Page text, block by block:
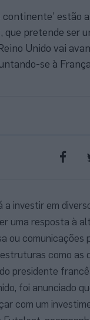
continente’ estão
que pretende ser
Unido vai
se à França
a investir em
uma resposta à
ou comunicações
como as
presidente
foi anunciado
com um